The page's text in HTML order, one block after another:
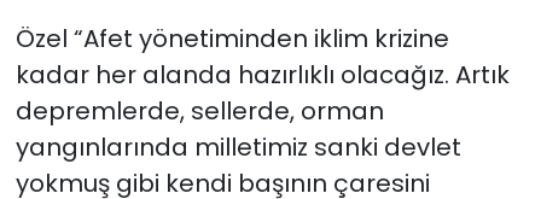
Özel “Afet yönetiminden iklim krizine
kadar her alanda hazırlıklı olacağız. Artık
depremlerde, sellerde, orman
yangınlarında milletimiz sanki devlet
yokmuş gibi kendi başının çaresini